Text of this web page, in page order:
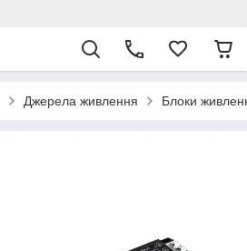
Джерела живлення Блоки